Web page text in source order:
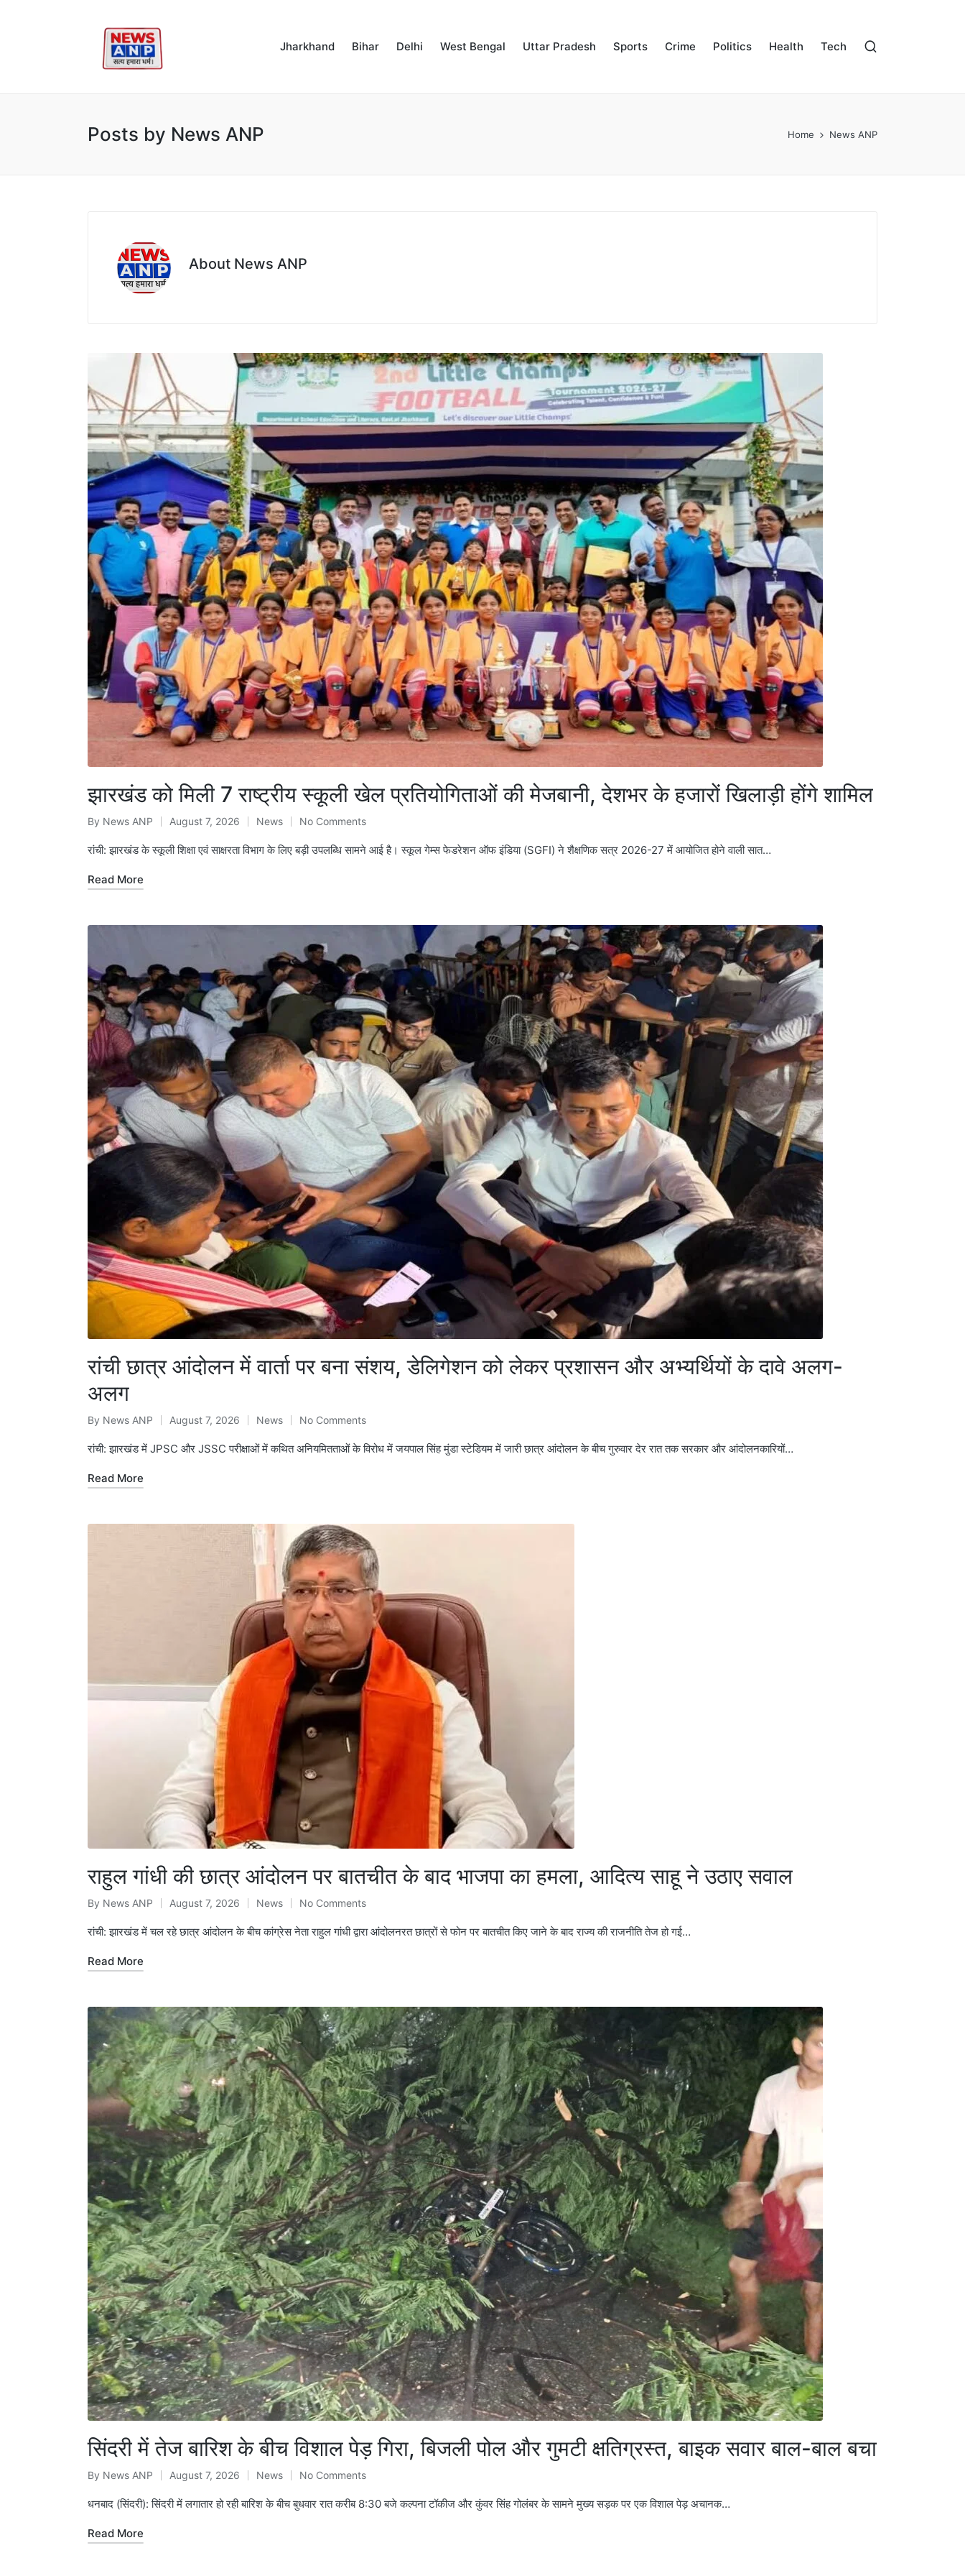
Jharkhand Bihar Delhi West Bengal Uttar Pradesh Sports Crime Politics Health Tech
Posts by News ANP Home News ANP
About News ANP
झारखंड को मिली 7 राष्ट्रीय स्कूली खेल प्रतियोगिताओं की मेजबानी, देशभर के हजारों खिलाड़ी होंगे शामिल
Posted
by
By News ANP August 7, 2026
Posted
in
News No Comments
रांची: झारखंड के स्कूली शिक्षा एवं साक्षरता विभाग के लिए बड़ी उपलब्धि सामने आई है। स्कूल गेम्स फेडरेशन ऑफ इंडिया (SGFI) ने शैक्षणिक सत्र 2026-27 में आयोजित होने वाली सात…
Read More
रांची छात्र आंदोलन में वार्ता पर बना संशय, डेलिगेशन को लेकर प्रशासन और अभ्यर्थियों के दावे अलग-
अलग
Posted
by
By News ANP August 7, 2026
Posted
in
News No Comments
रांची: झारखंड में JPSC और JSSC परीक्षाओं में कथित अनियमितताओं के विरोध में जयपाल सिंह मुंडा स्टेडियम में जारी छात्र आंदोलन के बीच गुरुवार देर रात तक सरकार और आंदोलनकारियों…
Read More
राहुल गांधी की छात्र आंदोलन पर बातचीत के बाद भाजपा का हमला, आदित्य साहू ने उठाए सवाल
Posted
by
By News ANP August 7, 2026
Posted
in
News No Comments
रांची: झारखंड में चल रहे छात्र आंदोलन के बीच कांग्रेस नेता राहुल गांधी द्वारा आंदोलनरत छात्रों से फोन पर बातचीत किए जाने के बाद राज्य की राजनीति तेज हो गई…
Read More
सिंदरी में तेज बारिश के बीच विशाल पेड़ गिरा, बिजली पोल और गुमटी क्षतिग्रस्त, बाइक सवार बाल-बाल बचा
Posted
by
By News ANP August 7, 2026
Posted
in
News No Comments
धनबाद (सिंदरी): सिंदरी में लगातार हो रही बारिश के बीच बुधवार रात करीब 8:30 बजे कल्पना टॉकीज और कुंवर सिंह गोलंबर के सामने मुख्य सड़क पर एक विशाल पेड़ अचानक…
Read More